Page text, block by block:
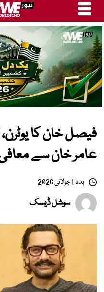
فیصل خان کا
عامر خان سے
بدھ 1 جولائی 2026
سوشل ڈیسک